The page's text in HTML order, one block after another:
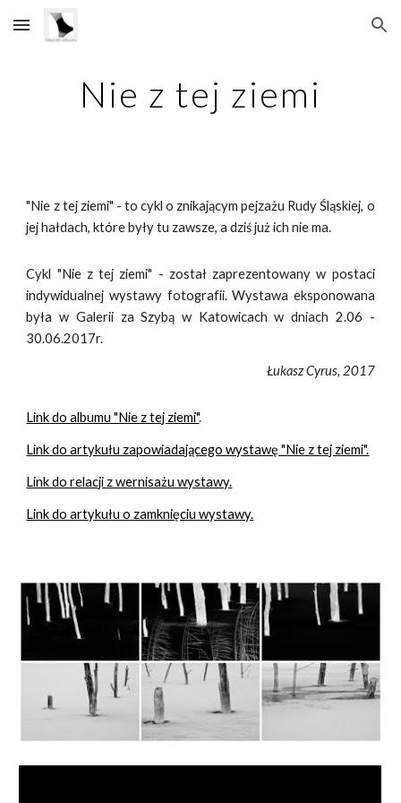
Skip to main content Skip to navigation
Nie z tej ziemi
"Nie z tej ziemi" - to cykl o znikającym pejzażu Rudy Śląskiej, o
jej hałdach, które były tu zawsze, a dziś już ich nie ma.
Cykl "Nie z tej ziemi" - został zaprezentowany w postaci
indywidualnej wystawy fotografii. Wystawa eksponowana
była w Galerii za Szybą w Katowicach w dniach 2.06 -
30.06.2017r.
Łukasz Cyrus, 2017
Link do albumu "Nie z tej ziemi".
Link do artykułu zapowiadającego wystawę "Nie z tej ziemi".
Link do relacji z wernisażu wystawy.
Link do artykułu o zamknięciu wystawy.